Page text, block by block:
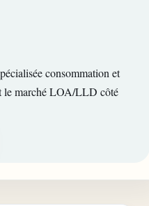
consommation et
le marché LOA/LLD côté